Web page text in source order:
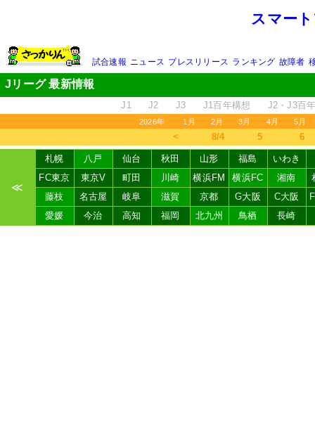
スマー
試合速報 ニュース プレスリリース ランキング 故障者
Jリーグ 最新情報
J1 J2 J3 J1百年構想 J2・J3百
2026年 1月 2月 3月 4月 5月
＜ 8/4 5 6
≪
札幌 八戸 仙台 秋田 山形 福島
いわき
FC東京
東京V 町田 川崎 横浜FM 横浜FC 湘南
藤枝
名古屋 岐阜 滋賀 京都 G大阪 C大阪
愛媛
今治 高知 福岡 北九州 鳥栖 長崎